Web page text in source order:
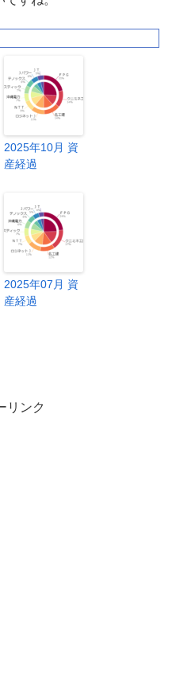
2025年10月 資
産経過
2025年07月 資
産経過
リンク